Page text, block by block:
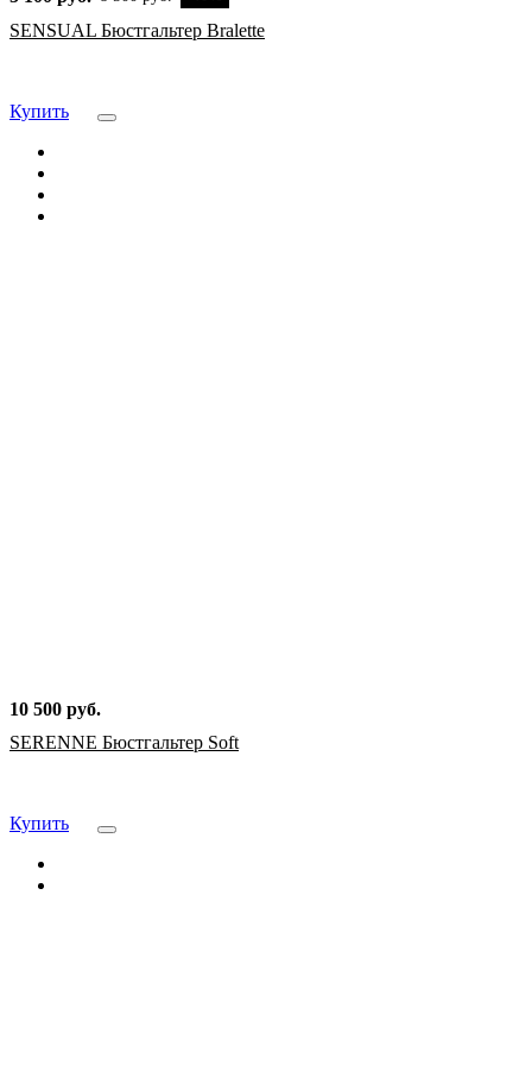
SENSUAL Бюстгальтер Bralette
Купить
10 500 руб.
SERENNE Бюстгальтер Soft
Купить